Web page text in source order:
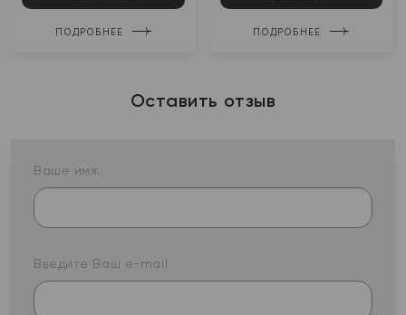
ПОДРОБНЕЕ ПОДРОБНЕЕ
Оставить отзыв
Ваше имя:
Введите Ваш e-mail: